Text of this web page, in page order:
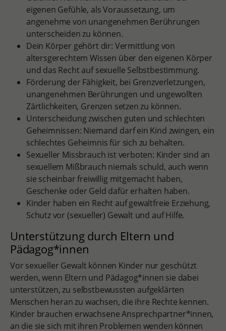
eigenen Gefühle, als Voraussetzung, um
angenehme von unangenehmen Berührungen
unterscheiden zu können.
Dein Körper gehört dir: Vermittlung von
altersgerechtem Wissen über den eigenen Körper
und das Recht auf sexuelle Selbstbestimmung.
Förderung der Fähigkeit, bei Grenzverletzungen,
unangenehmen Berührungen und ungewollten
Zärtlichkeiten, Grenzen setzen zu können.
Unterscheidung zwischen guten und schlechten
Geheimnissen: Niemand darf ein Kind zwingen, ein
schlechtes Geheimnis für sich zu behalten.
Sexueller Missbrauch ist verboten: Kinder sind an
sexuellem Mißbrauch niemals schuld, auch wenn
sie scheinbar freiwillig mitgemacht haben,
Geschenke oder Geld dafür erhalten haben.
Kinder haben ein Recht auf gewaltfreie Erziehung,
Schutz vor (sexueller) Gewalt und auf Hilfe.
Unterstützung durch Eltern und
Pädagog*innen
Vor sexueller Gewalt können Kinder nur geschützt
werden, wenn Eltern und Pädagog*innen sie dabei
unterstützen, zu selbstbewussten aufgeklärten
Menschen heran zu wachsen, die ihre Rechte kennen.
Kinder brauchen erwachsene Ansprechpartner*innen,
an die sie sich mit ihren Problemen wenden können